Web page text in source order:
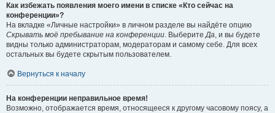
Как избежать появления моего имени в списке «Кто сейчас на
конференции»?
На вкладке «Личные настройки» в личном разделе вы найдёте опцию
Скрывать моё пребывание на конференции. ВыберитеДа, и вы будете
видны только администраторам, модераторам и самому себе. Для всех
остальных вы будете скрытым пользователем.
Вернуться к началу
На конференции неправильное время!
Возможно, отображается время, относящееся к другому часовому поясу, а